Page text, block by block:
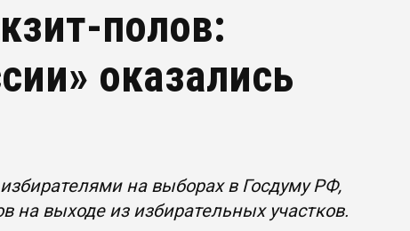
полов:
оказались
на выборах в Госдуму РФ,
на выходе из избирательных участков.